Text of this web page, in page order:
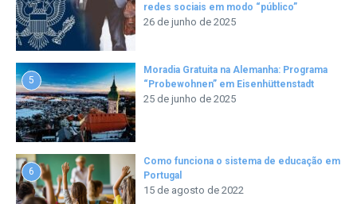
redes sociais em modo “público”
26 de junho de 2025
5
Moradia Gratuita na Alemanha: Programa
“Probewohnen” em Eisenhüttenstadt
25 de junho de 2025
6
Como funciona o sistema de educação em
Portugal
15 de agosto de 2022